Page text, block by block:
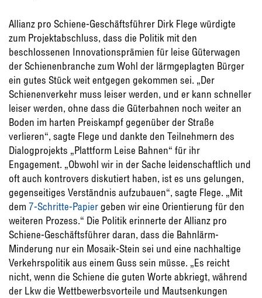
Allianz pro Schiene-Geschäftsführer Dirk Flege würdigte
zum Projektabschluss, dass die Politik mit den
beschlossenen Innovationsprämien für leise Güterwagen
der Schienenbranche zum Wohl der lärmgeplagten Bürger
ein gutes Stück weit entgegen gekommen sei. „Der
Schienenverkehr muss leiser werden, und er kann schneller
leiser werden, ohne dass die Güterbahnen noch weiter an
Boden im harten Preiskampf gegenüber der Straße
verlieren“, sagte Flege und dankte den Teilnehmern des
Dialogprojekts „Plattform Leise Bahnen“ für ihr
Engagement. „Obwohl wir in der Sache leidenschaftlich und
oft auch kontrovers diskutiert haben, ist es uns gelungen,
gegenseitiges Verständnis aufzubauen“, sagte Flege. „Mit
dem 7-Schritte-Papiergeben wir eine Orientierung für den
weiteren Prozess.“ Die Politik erinnerte der Allianz pro
Schiene-Geschäftsführer daran, dass die Bahnlärm-
Minderung nur ein Mosaik-Stein sei und eine nachhaltige
Verkehrspolitik aus einem Guss sein müsse. „Es reicht
nicht, wenn die Schiene die guten Worte abkriegt, während
der Lkw die Wettbewerbsvorteile und Mautsenkungen